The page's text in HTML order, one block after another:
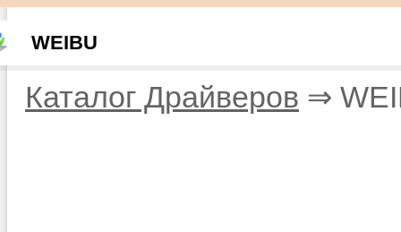
WEIBU
Каталог Драйверов ⇒